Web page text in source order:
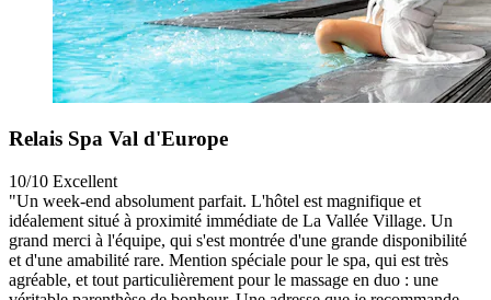
Relais Spa Val d'Europe
10/10 Excellent
"Un week-end absolument parfait. L'hôtel est magnifique et
idéalement situé à proximité immédiate de La Vallée Village. Un
grand merci à l'équipe, qui s'est montrée d'une grande disponibilité
et d'une amabilité rare. Mention spéciale pour le spa, qui est très
agréable, et tout particulièrement pour le massage en duo : une